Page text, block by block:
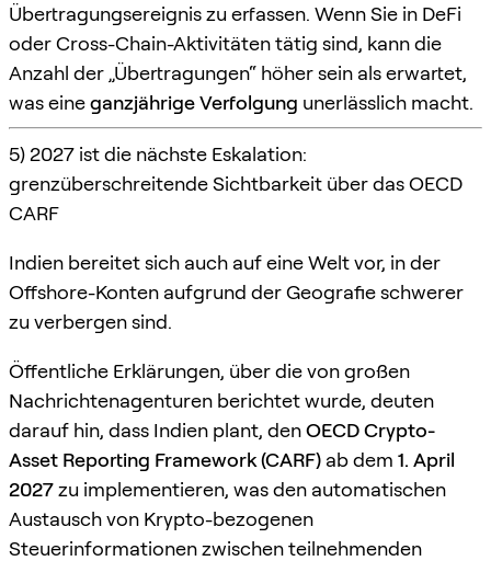
Übertragungsereignis zu erfassen. Wenn Sie in DeFi
oder Cross-Chain-Aktivitäten tätig sind, kann die
Anzahl der „Übertragungen“ höher sein als erwartet,
was eineganzjährige Verfolgung unerlässlich macht.
5) 2027 ist die nächste Eskalation:
grenzüberschreitende Sichtbarkeit über das OECD
CARF
Indien bereitet sich auch auf eine Welt vor, in der
Offshore-Konten aufgrund der Geografie schwerer
zu verbergen sind.
Öffentliche Erklärungen, über die von großen
Nachrichtenagenturen berichtet wurde, deuten
darauf hin, dass Indien plant, denOECD Crypto-
Asset Reporting Framework (CARF) ab dem 1. April
2027zu implementieren, was den automatischen
Austausch von Krypto-bezogenen
Steuerinformationen zwischen teilnehmenden